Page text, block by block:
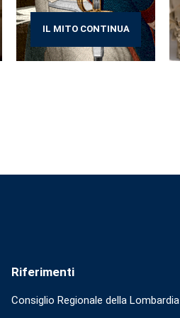
IL MITO CONTINUA
Riferimenti
Consiglio Regionale della Lombardia